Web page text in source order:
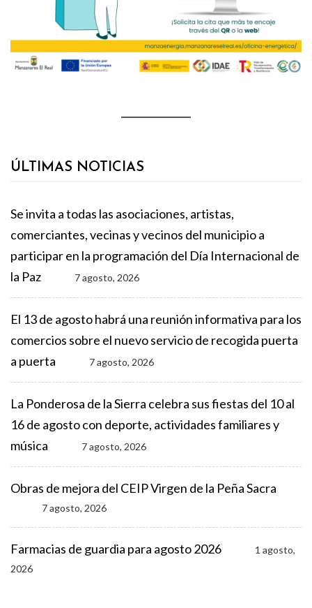
ÚLTIMAS NOTICIAS
Se invita a todas las asociaciones, artistas,
comerciantes, vecinas y vecinos del municipio a
participar en la programación del Día Internacional de
la Paz
7 agosto, 2026
El 13 de agosto habrá una reunión informativa para los
comercios sobre el nuevo servicio de recogida puerta
a puerta
7 agosto, 2026
La Ponderosa de la Sierra celebra sus fiestas del 10 al
16 de agosto con deporte, actividades familiares y
música
7 agosto, 2026
Obras de mejora del CEIP Virgen de la Peña Sacra
7 agosto, 2026
Farmacias de guardia para agosto 2026
1 agosto,
2026